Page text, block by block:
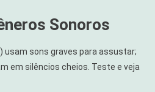
Sonoros
) usam sons graves para assustar;
em silêncios cheios. Teste e veja